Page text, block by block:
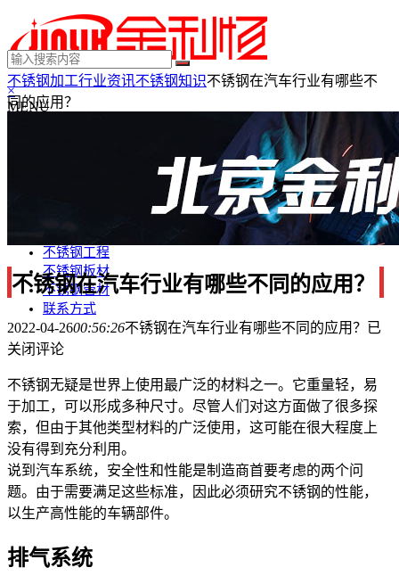
×
MENU
不锈钢踢脚线
不锈钢电梯门套
不锈钢工程
不锈钢板材
不锈钢管材
联系方式
不锈钢加工行业资讯不锈钢知识不锈钢在汽车行业有哪些不
同的应用？
不锈钢在汽车行业有哪些不同的应用？
2022-04-2600:56:26不锈钢在汽车行业有哪些不同的应用？ 已
关闭评论
不锈钢无疑是世界上使用最广泛的材料之一。它重量轻，易
于加工，可以形成多种尺寸。尽管人们对这方面做了很多探
索，但由于其他类型材料的广泛使用，这可能在很大程度上
没有得到充分利用。
说到汽车系统，安全性和性能是制造商首要考虑的两个问
题。由于需要满足这些标准，因此必须研究不锈钢的性能，
以生产高性能的车辆部件。
排气系统